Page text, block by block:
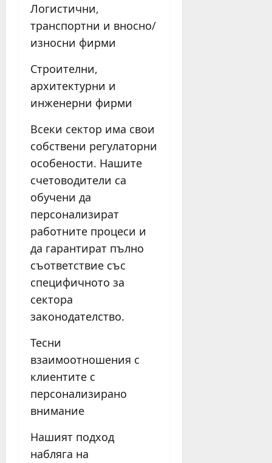
Логистични,
транспортни и вносно/
износни фирми
Строителни,
архитектурни и
инженерни фирми
Всеки сектор има свои
собствени регулаторни
особености. Нашите
счетоводители са
обучени да
персонализират
работните процеси и
да гарантират пълно
съответствие със
специфичното за
сектора
законодателство.
Тесни
взаимоотношения с
клиентите с
персонализирано
внимание
Нашият подход
набляга на